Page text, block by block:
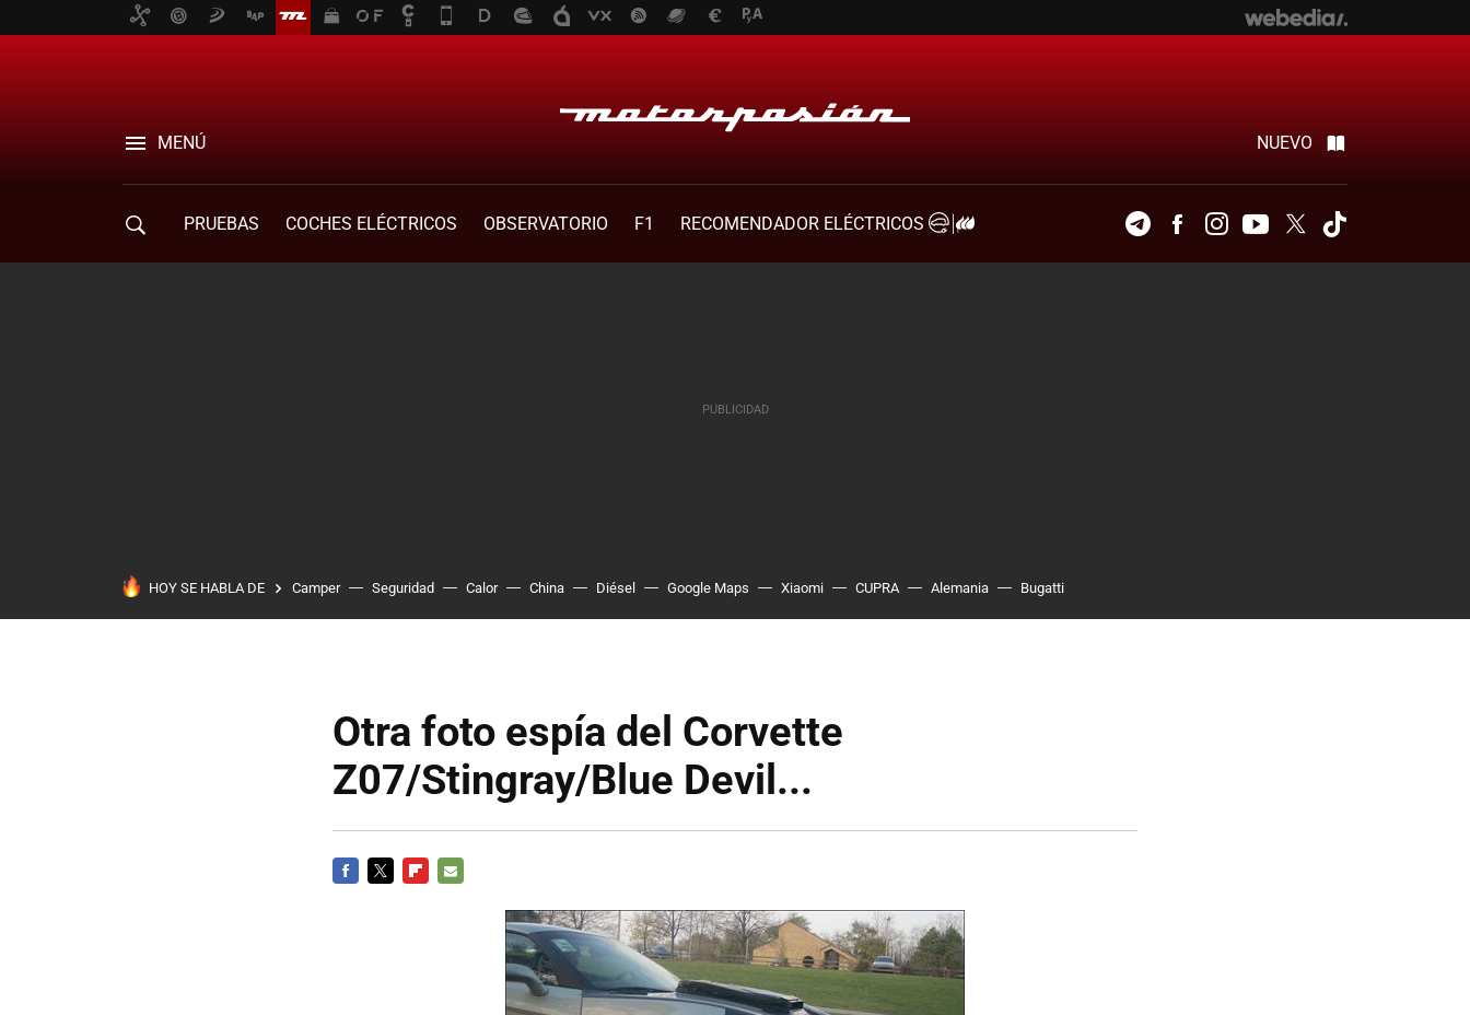
MENÚ NUEVO
PRUEBAS COCHES ELÉCTRICOS OBSERVATORIO F1
RECOMENDADOR ELÉCTRICOS
TelegramFacebookInstagramYoutubeTwitter
HOY SE HABLA DE Camper Seguridad Calor China Diésel Google Maps Xiaomi CUPRA Alemania Bugatti
Otra foto espía del Corvette
Z07/Stingray/Blue Devil...